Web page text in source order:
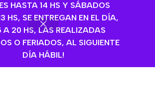
HASTA 14 HS Y SÁBADOS
HS, SE ENTREGAN EN EL DÍA,
A 20 HS, LAS REALIZADAS
O FERIADOS, AL SIGUIENTE
DÍA HÁBIL!
1915, Vte. López, Provincia de
de 9hs a 13hs / 16hs a 20hs